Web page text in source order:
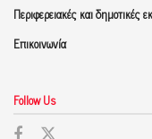
Περιφερειακές και δημοτικές
Επικοινωνία
Follow Us